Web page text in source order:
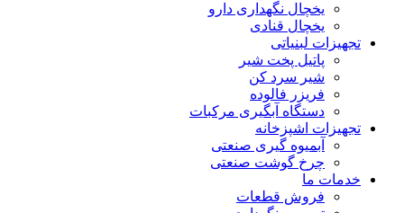
یخچال نگهداری دارو
یخچال قنادی
تجهیزات لبنیاتی
پاتیل پخت شیر
شیر سرد کن
فریزر فالوده
دستگاه آبگیری مرکبات
تجهیزات اشپزخانه
آبمیوه گیری صنعتی
چرخ گوشت صنعتی
خدمات ما
فروش قطعات